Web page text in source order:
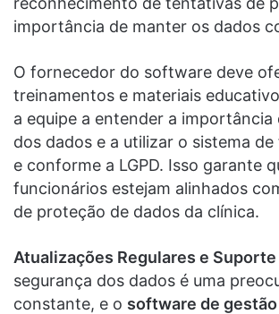
importância de manter os dados
O fornecedor do software deve
treinamentos e materiais
a equipe a entender a importância
dos dados e a utilizar o sistema
e conforme a LGPD. Isso garante
funcionários estejam alinhados
de proteção de dados da clínica.
Atualizações Regulares e
segurança dos dados é uma
constante, e o software de